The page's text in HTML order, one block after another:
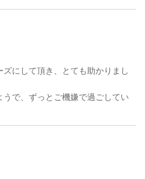
にして頂き、とても助かりまし
で、ずっとご機嫌で過ごしてい